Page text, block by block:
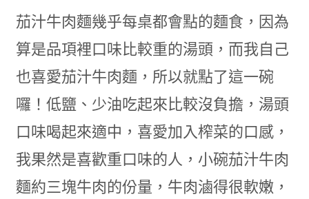
茄汁牛肉麵幾乎每桌都會點的麵食，因為
算是品項裡口味比較重的湯頭，而我自己
也喜愛茄汁牛肉麵，所以就點了這一碗
囉！低鹽、少油吃起來比較沒負擔，湯頭
口味喝起來適中，喜愛加入榨菜的口感，
我果然是喜歡重口味的人，小碗茄汁牛肉
麵約三塊牛肉的份量，牛肉滷得很軟嫩，